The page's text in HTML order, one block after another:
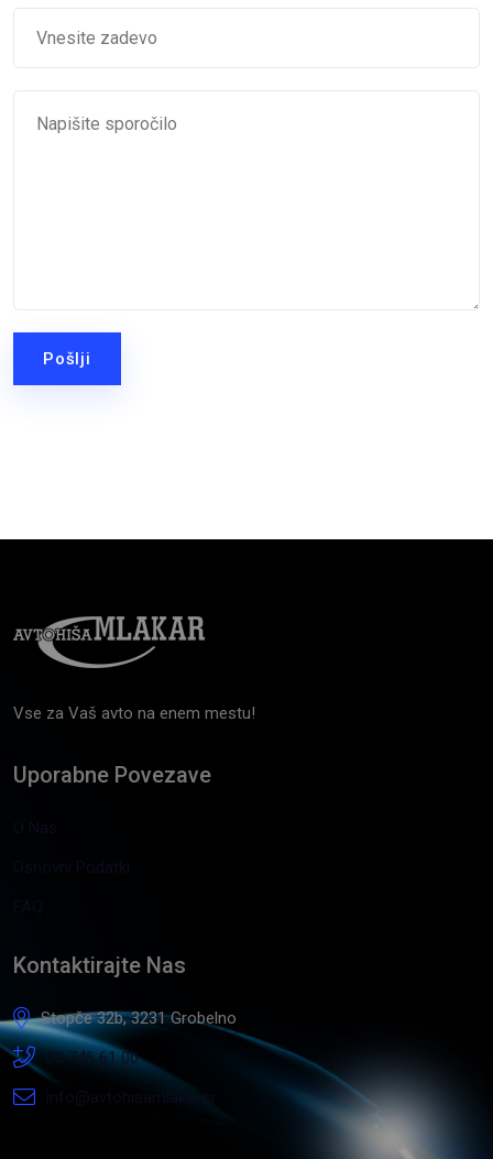
Pošlji
Vse za Vaš avto na enem mestu!
Uporabne Povezave
Osnovni Podatki
Kontaktirajte Nas
Stopče 32b, 3231 Grobelno
03 746 61 00
info@avtohisamlakar.si